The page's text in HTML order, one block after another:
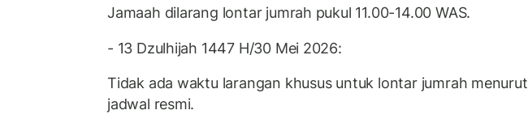
Jamaah dilarang lontar jumrah pukul 11.00-14.00 WAS.
- 13 Dzulhijah 1447 H/30 Mei 2026:
Tidak ada waktu larangan khusus untuk lontar jumrah menurut
jadwal resmi.